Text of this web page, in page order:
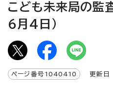
こども未来局の監
6月4日）
ページ番号 1040410 更新日